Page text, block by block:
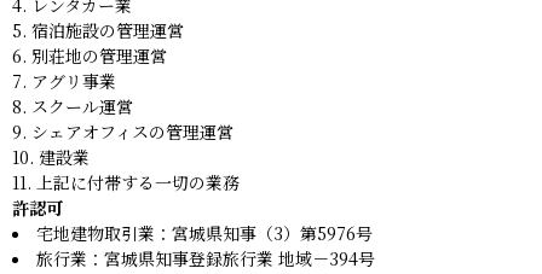
宿泊施設の管理運営
別荘地の管理運営
アグリ事業
スクール運営
シェアオフィスの管理運営
建設業
上記に付帯する一切の業務
許認可
宅地建物取引業：宮城県知事（3）第5976号
旅行業：宮城県知事登録旅行業 地域－394号